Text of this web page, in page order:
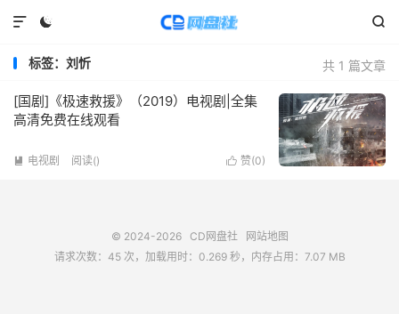
 

共 1 篇文章
标签：刘忻
[国剧]《极速救援》（2019）电视剧|全集
高清免费在线观看
 赞(0)
 电视剧 阅读()
© 2024-2026 CD网盘社
网站地图
请求次数：45 次，加载用时：0.269 秒，内存占用：7.07 MB